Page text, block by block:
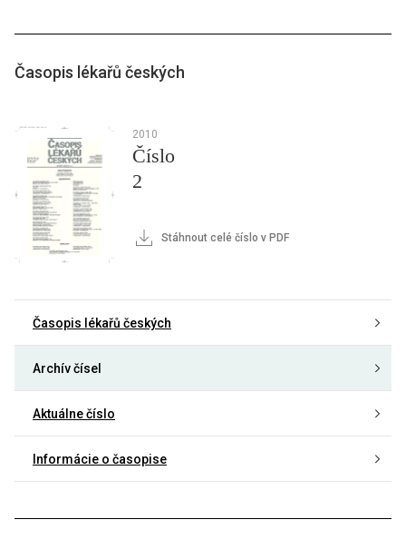
Časopis lékařů českých
2010
Číslo
2
Stáhnout celé číslo v PDF
Časopis lékařů českých
Archív čísel
Aktuálne číslo
Informácie o časopise